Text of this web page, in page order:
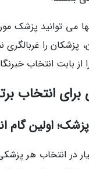
می توانید پزشک
پزشکان را
بابت انتخاب
انتخاب
اولین گام
در انتخاب هر